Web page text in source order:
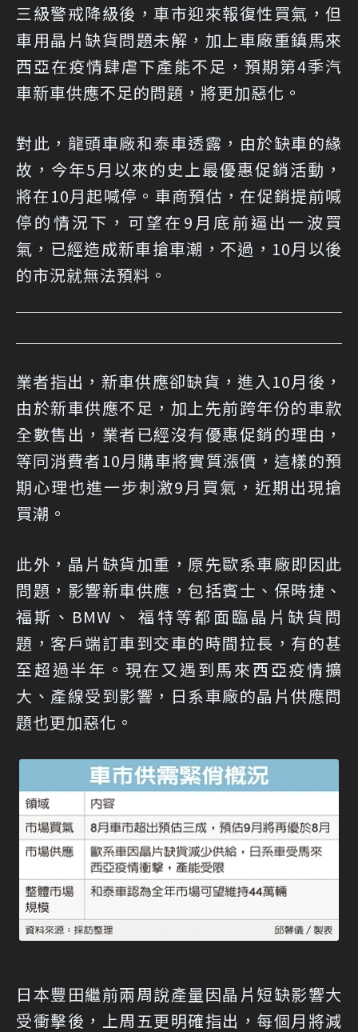
三級警戒降級後，車市迎來報復性買氣，但
車用晶片缺貨問題未解，加上車廠重鎮馬來
西亞在疫情肆虐下產能不足，預期第4季汽
車新車供應不足的問題，將更加惡化。
對此，龍頭車廠和泰車透露，由於缺車的緣
故，今年5月以來的史上最優惠促銷活動，
將在10月起喊停。車商預估，在促銷提前喊
停的情況下，可望在9月底前逼出一波買
氣，已經造成新車搶車潮，不過，10月以後
的市況就無法預料。
業者指出，新車供應卻缺貨，進入10月後，
由於新車供應不足，加上先前跨年份的車款
全數售出，業者已經沒有優惠促銷的理由，
等同消費者10月購車將實質漲價，這樣的預
期心理也進一步刺激9月買氣，近期出現搶
買潮。
此外，晶片缺貨加重，原先歐系車廠即因此
問題，影響新車供應，包括賓士、保時捷、
福斯、BMW、 福特等都面臨晶片缺貨問
題，客戶端訂車到交車的時間拉長，有的甚
至超過半年。現在又遇到馬來西亞疫情擴
大、產線受到影響，日系車廠的晶片供應問
題也更加惡化。
日本豐田繼前兩周說產量因晶片短缺影響大
受衝擊後，上周五更明確指出，每個月將減